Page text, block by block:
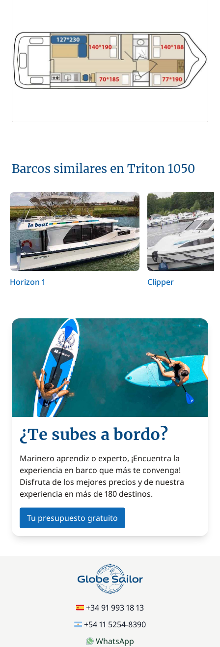
Barcos similares en Triton 1050
Horizon 1 Clipper
¿Te subes a bordo?
Marinero aprendiz o experto, ¡Encuentra la
experiencia en barco que más te convenga!
Disfruta de los mejores precios y de nuestra
experiencia en más de 180 destinos.
Tu presupuesto gratuito
+34 91 993 18 13
+54 11 5254-8390
WhatsApp